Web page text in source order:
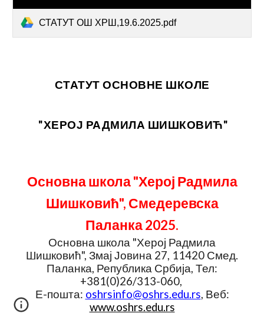
СТАТУТ ОШ ХРШ,19.6.2025.pdf
СТАТУТ ОСНОВНЕ ШКОЛЕ
"ХЕРОЈ РАДМИЛА ШИШКОВИЋ"
Основна школа "Херој Радмила
Шишковић", Смедеревска
Паланка 2025.
Основна школа "Херој Радмила
Шишковић", Змај Јовина 27, 11420 Смед.
Паланка, Република Србија, Тел:
+381(0)26/313-060,
Е-пошта: oshrsinfo@oshrs.edu.rs, Веб:
www.oshrs.edu.rs